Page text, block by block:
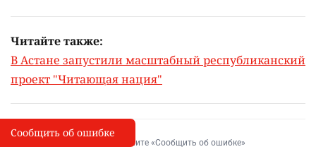
Читайте также:
В Астане запустили масштабный республиканский
проект "Читающая нация"
I
Сообщить об опечатке
Выделите фрагмент и нажмите «Сообщить об ошибке»
Сообщить об ошибке